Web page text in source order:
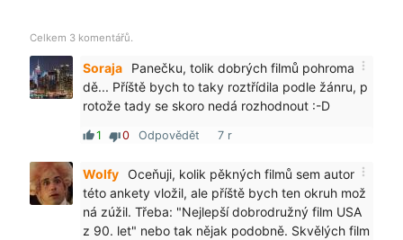
Celkem 3 komentářů.
Soraja more_vert
Panečku, tolik dobrých filmů pohroma
dě... Příště bych to taky roztřídila podle žánru, p
rotože tady se skoro nedá rozhodnout :-D
thumb_up1 thumb_down0 Odpovědět 7 r
Wolfy more_vert
Oceňuji, kolik pěkných filmů sem autor
této ankety vložil, ale příště bych ten okruh mož
ná zúžil. Třeba: "Nejlepší dobrodružný film USA
z 90. let" nebo tak nějak podobně. Skvělých film